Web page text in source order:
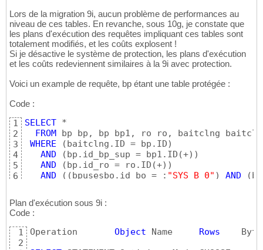
Lors de la migration 9i, aucun problème de performances au
niveau de ces tables. En revanche, sous 10g, je constate que
les plans d'exécution des requêtes impliquant ces tables sont
totalement modifiés, et les coûts explosent !
Si je désactive le système de protection, les plans d'exécution
et les coûts redeviennent similaires à la 9i avec protection.
Voici un example de requête, bp étant une table protégée :
Code :
1
2
3
4
5
6
SELECT *
FROM
bp bp, bp bp1, ro ro, baitclng baitclng,
WHERE
( baitclng.ID = bp.ID)
AND
( bp.id_bp_sup = bp1.ID (+) )
AND
( bp.id_ro = ro.ID (+) )
AND
( ( bpusesbo.id_bo = : "SYS_B_0" ) AND (
Plan d'exécution sous 9i :
Code :
1
2
Object
Rows